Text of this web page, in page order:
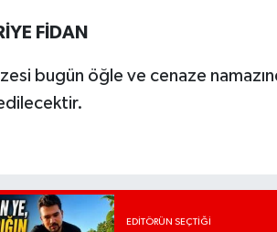
FİDAN
bugün öğle ve cenaze
EDITÖRÜN SEÇTIĞI